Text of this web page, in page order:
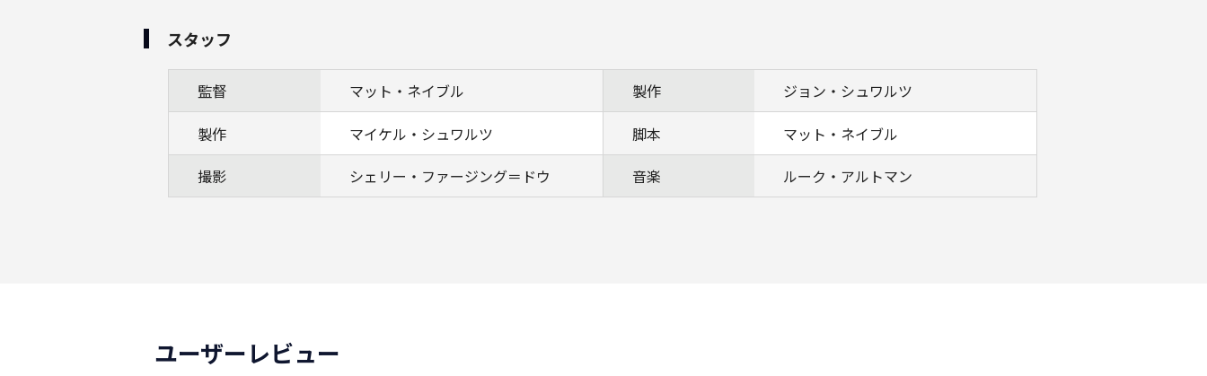
スタッフ
監督 マット・ネイブル 製作
ジョン・シュワルツ
製作
マイケル・シュワルツ 脚本
マット・ネイブル
撮影
シェリー・ファージング＝ドウ 音楽 ルーク・アルトマン
ユーザーレビュー